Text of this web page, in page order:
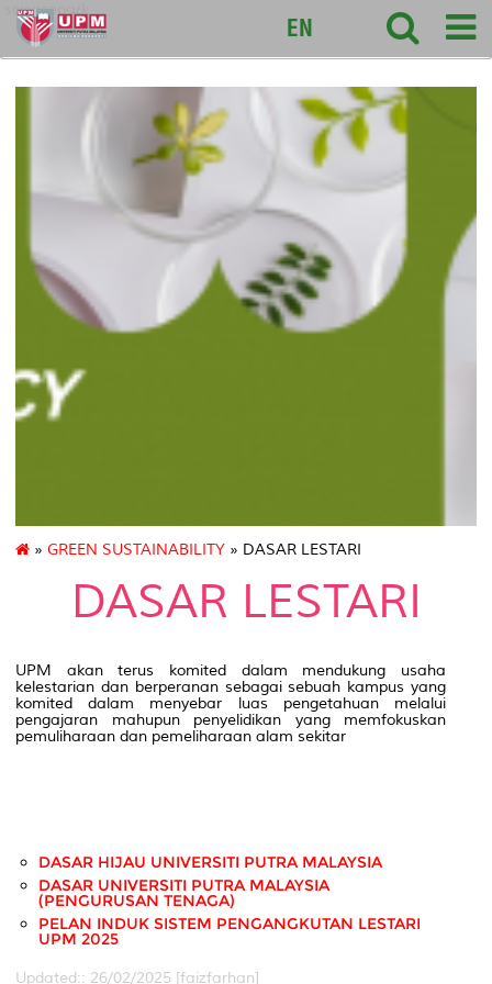
sciencepark
EN
» GREEN SUSTAINABILITY » DASAR LESTARI
DASAR LESTARI
UPM akan terus komited dalam mendukung usaha
kelestarian dan berperanan sebagai sebuah kampus yang
komited dalam menyebar luas pengetahuan melalui
pengajaran mahupun penyelidikan yang memfokuskan
pemuliharaan dan pemeliharaan alam sekitar
DASAR HIJAU UNIVERSITI PUTRA MALAYSIA
DASAR UNIVERSITI PUTRA MALAYSIA
(PENGURUSAN TENAGA)
PELAN INDUK SISTEM PENGANGKUTAN LESTARI
UPM 2025
Updated:: 26/02/2025 [faizfarhan]